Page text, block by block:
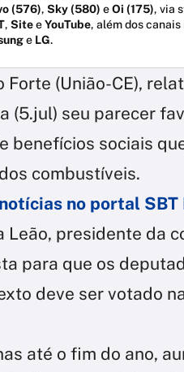
(576), Sky (580) eOi (175), via
, SiteeYouTube, além dos canais
e LG.
Forte (União-CE),
(5.jul) seu parecer
benefícios sociais
combustíveis.
no portal SBT
Leão, presidente da
para que os
deve ser votado
até o fim do ano,